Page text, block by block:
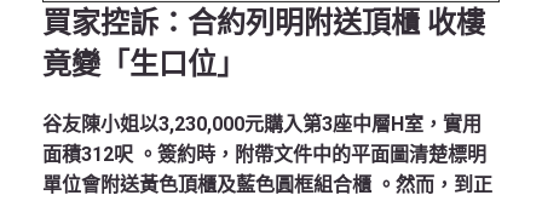
買家控訴：合約列明附送頂櫃 收樓
竟變「生口位」
谷友陳小姐以3,230,000元購入第3座中層H室，實用
面積312呎 。簽約時，附帶文件中的平面圖清楚標明
單位會附送黃色頂櫃及藍色圓框組合櫃 。然而，到正